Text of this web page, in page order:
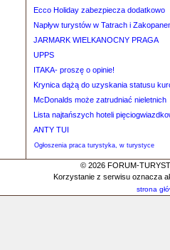
Ecco Holiday zabezpiecza dodatkowo
Napływ turystów w Tatrach i
JARMARK WIELKANOCNY PRAGA
UPPS
ITAKA- proszę o opinie!
Krynica dążą do uzyskania statusu
McDonalds może zatrudniać nieletnich
Lista najtańszych hoteli
ANTY TUI
Ogłoszenia praca turystyka, w turystyce
© 2026 FORUM-
Korzystanie z serwisu oznacza
strona